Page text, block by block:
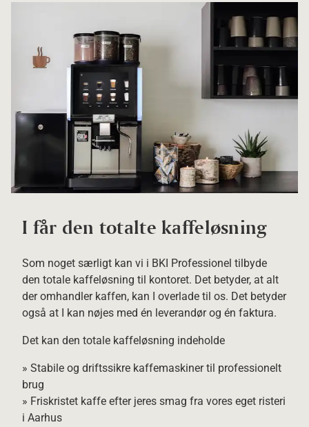
I får den totalte kaffeløsning
Som noget særligt kan vi i BKI Professionel tilbyde
den totale kaffeløsning til kontoret. Det betyder, at alt
der omhandler kaffen, kan I overlade til os. Det betyder
også at I kan nøjes med én leverandør og én faktura.
Det kan den totale kaffeløsning indeholde
» Stabile og driftssikre kaffemaskiner til professionelt
brug
» Friskristet kaffe efter jeres smag fra vores eget risteri
i Aarhus